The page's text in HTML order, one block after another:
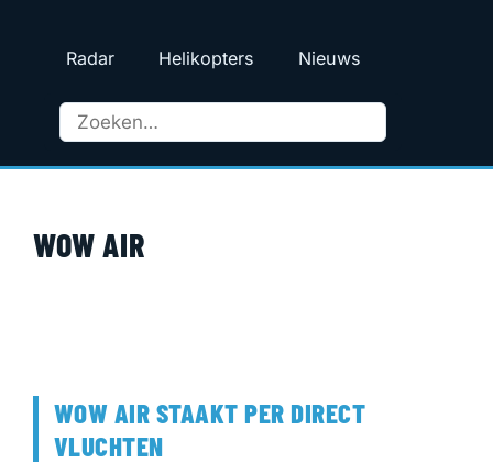
Radar Helikopters Nieuws
WOW AIR
WOW AIR STAAKT PER DIRECT
VLUCHTEN